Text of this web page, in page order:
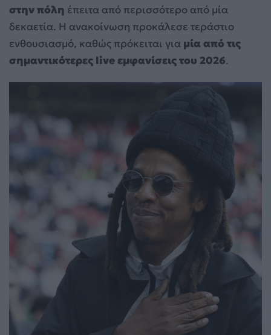
στην πόλη έπειτα από περισσότερο από μία
δεκαετία. Η ανακοίνωση προκάλεσε τεράστιο
ενθουσιασμό, καθώς πρόκειται για μία από τις
σημαντικότερες live εμφανίσεις του 2026.